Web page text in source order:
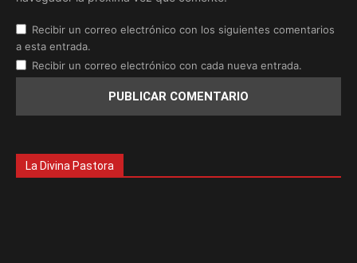
Recibir un correo electrónico con los siguientes comentarios
a esta entrada.
Recibir un correo electrónico con cada nueva entrada.
La Divina Pastora